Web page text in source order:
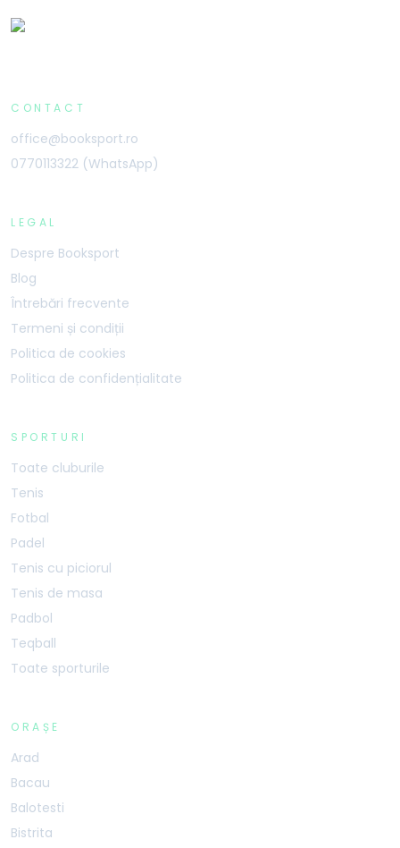
CONTACT
office@booksport.ro
0770113322 (WhatsApp)
LEGAL
Despre Booksport
Blog
Întrebări frecvente
Termeni și condiții
Politica de cookies
Politica de confidențialitate
SPORTURI
Toate cluburile
Tenis
Fotbal
Padel
Tenis cu piciorul
Tenis de masa
Padbol
Teqball
Toate sporturile
ORAȘE
Arad
Bacau
Balotesti
Bistrita